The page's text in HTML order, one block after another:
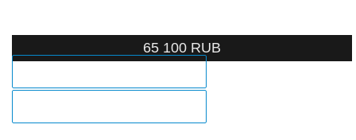
65 100 RUB